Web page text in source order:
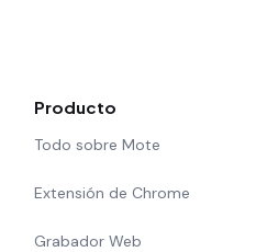
Producto
Todo sobre Mote
Extensión de Chrome
Grabador Web